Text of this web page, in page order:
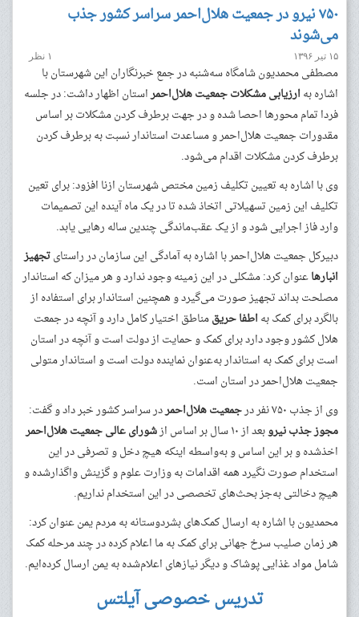
۷۵۰ نیرو در جمعیت هلال‌احمر سراسر کشور جذب
می‌شوند
۱۵ تیر ۱۳۹۶ ۱ نظر
مصطفی محمدیون شامگاه سه‌شنبه در جمع خبرنگاران این شهرستان با
اشاره بهارزیابی مشکلاتجمعیت هلال‌احمراستان اظهار داشت: در جلسه
فردا تمام محور‌ها احصا شده و در جهت برطرف کردن مشکلات بر اساس
مقدورات جمعیت هلال‌احمر و مساعدت استاندار نسبت به برطرف کردن
برطرف کردن مشکلات اقدام می‌شود.
وی با اشاره به تعیین تکلیف زمین مختص شهرستان ازنا افزود: برای تعین
تکلیف این زمین تسهیلاتی اتخاذ شده تا در یک ماه آینده این تصمیمات
وارد فاز اجرایی شود و از یک عقب‌ماندگی چندین ساله ر‌هایی یابد.
دبیرکل جمعیت هلال‌احمر با اشاره به آمادگی این سازمان در راستایتجهیز
انبار‌هاعنوان کرد: مشکلی در این زمینه وجود ندارد و هر میزان که استاندار
مصلحت بداند تجهیز صورت می‌گیرد و همچنین استاندار برای استفاده از
بالگرد برای کمک بهاطفا حریقمناطق اختیار کامل دارد و آنچه در جمعت
هلال کشور وجود دارد برای کمک و حمایت از دولت است و آنچه در استان
است برای کمک به استاندار به‌عنوان نماینده دولت است و استاندار متولی
جمعیت هلال‌احمر در استان است.
وی از جذب ۷۵۰ نفر در
جمعیت هلال‌احمردر سراسر کشور خبر داد و گفت:
مجوز جذب نیروبعد از ۱۰ سال بر اساس از
شورای عالی جمعیت هلال‌احمر
اخذشده و بر این اساس و به‌واسطه اینکه هیچ دخل و تصرفی در این
استخدام صورت نگیرد همه اقدامات به وزارت علوم و گزینش واگذارشده و
هیچ دخالتی به‌جز بحث‌های تخصصی در این استخدام نداریم.
محمدیون با اشاره به ارسال کمک‌های بشردوستانه به مردم یمن عنوان کرد:
هر زمان صلیب سرخ جهانی برای کمک به ما اعلام کرده در چند مرحله کمک
شامل مواد غذایی پوشاک و دیگر نیاز‌های اعلام‌شده به یمن ارسال کرده‌ایم.
تدریس خصوصی آیلتس